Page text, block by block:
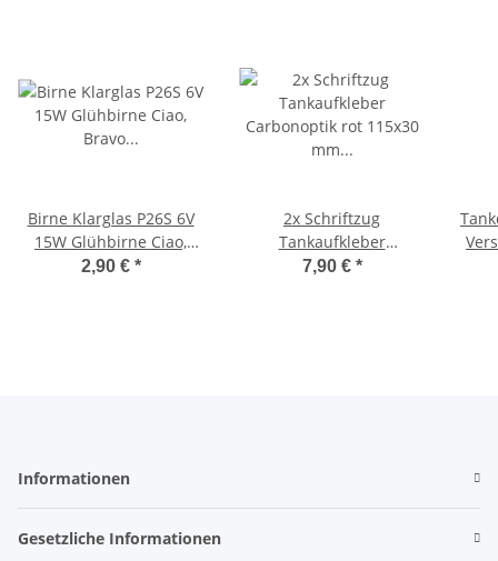
Birne Klarglas P26S 6V
15W Glühbirne Ciao,
Bravo Scheinwerfer -
2,90 € *
2x Schriftzug
Tankaufkleber
Carbonoptik rot 115x30
7,90 € *
Informationen
Gesetzliche Informationen